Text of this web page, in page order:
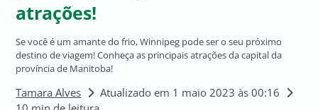
atrações!
Se você é um amante do frio, Winnipeg pode ser o seu próximo
destino de viagem! Conheça as principais atrações da capital da
província de Manitoba!
Tamara Alves
Atualizado em 1 maio 2023 às 00:16